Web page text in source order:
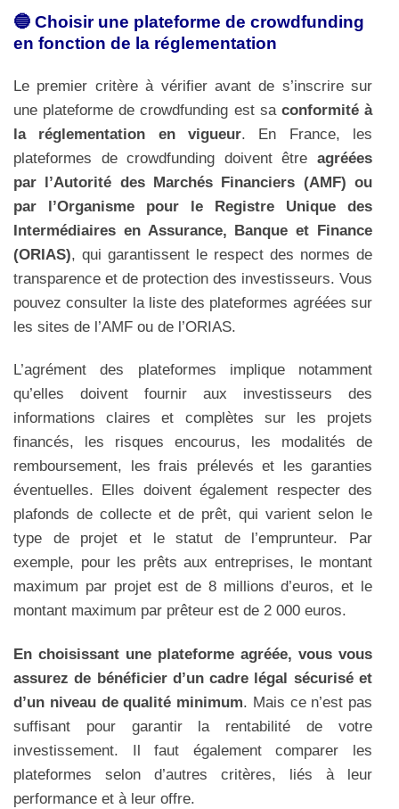
🔵 Choisir une plateforme de crowdfunding
en fonction de la réglementation
Le premier critère à vérifier avant de s’inscrire sur
une plateforme de crowdfunding est sa conformité à
la réglementation en vigueur. En France, les
plateformes de crowdfunding doivent être agréées
par l’Autorité des Marchés Financiers (AMF) ou
par l’Organisme pour le Registre Unique des
Intermédiaires en Assurance, Banque et Finance
(ORIAS), qui garantissent le respect des normes de
transparence et de protection des investisseurs. Vous
pouvez consulter la liste des plateformes agréées sur
les sites de l’AMF ou de l’ORIAS.
L’agrément des plateformes implique notamment
qu’elles doivent fournir aux investisseurs des
informations claires et complètes sur les projets
financés, les risques encourus, les modalités de
remboursement, les frais prélevés et les garanties
éventuelles. Elles doivent également respecter des
plafonds de collecte et de prêt, qui varient selon le
type de projet et le statut de l’emprunteur. Par
exemple, pour les prêts aux entreprises, le montant
maximum par projet est de 8 millions d’euros, et le
montant maximum par prêteur est de 2 000 euros.
En choisissant une plateforme agréée, vous vous
assurez de bénéficier d’un cadre légal sécurisé et
d’un niveau de qualité minimum. Mais ce n’est pas
suffisant pour garantir la rentabilité de votre
investissement. Il faut également comparer les
plateformes selon d’autres critères, liés à leur
performance et à leur offre.